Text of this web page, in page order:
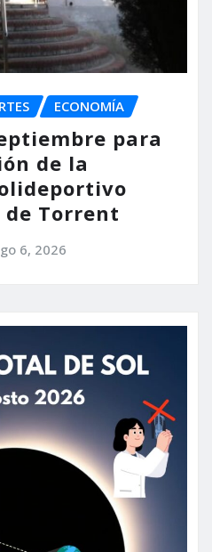
ECONOMÍA
para
de la
Torrent
6, 2026